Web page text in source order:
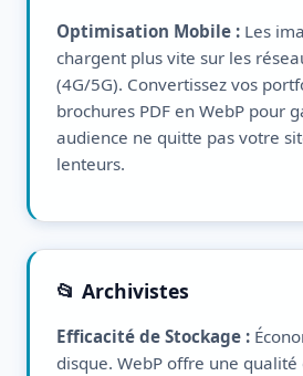
Optimisation Mobile : Les
chargent plus vite sur les
(4G/5G). Convertissez vos
brochures PDF en WebP pour
audience ne quitte pas votre
lenteurs.
📂 Archivistes
Efficacité de Stockage :
disque. WebP offre une